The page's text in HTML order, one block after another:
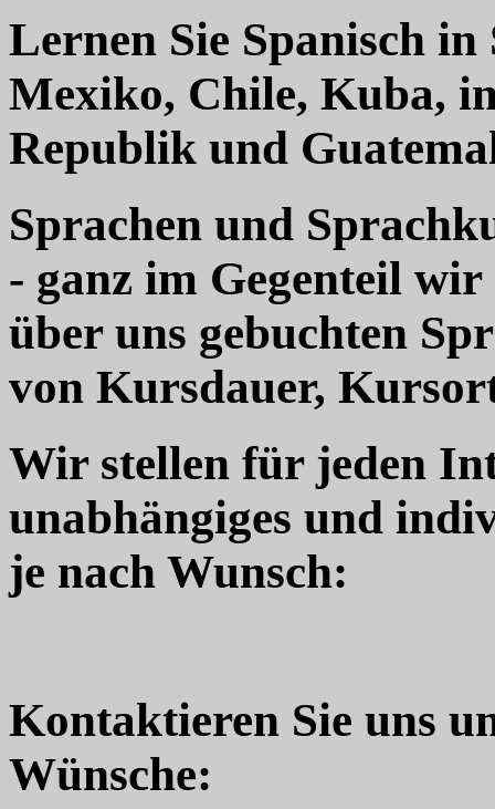
Lernen Sie Spanisch
Mexiko, Chile, Kuba,
Republik und
Sprachen und
- ganz im Gegenteil
über uns gebuchten
von Kursdauer,
Wir stellen für jeden
unabhängiges und
je nach Wunsch:
Kontaktieren Sie uns
Wünsche: